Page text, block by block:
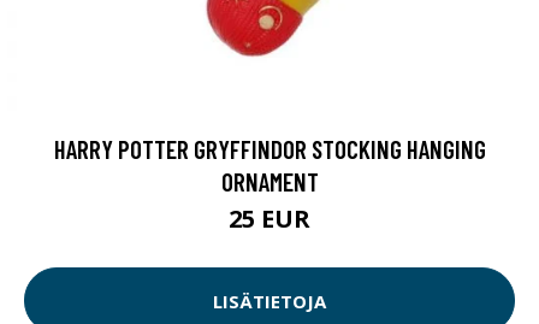
HARRY POTTER GRYFFINDOR STOCKING HANGING
ORNAMENT
25 EUR
LISÄTIETOJA